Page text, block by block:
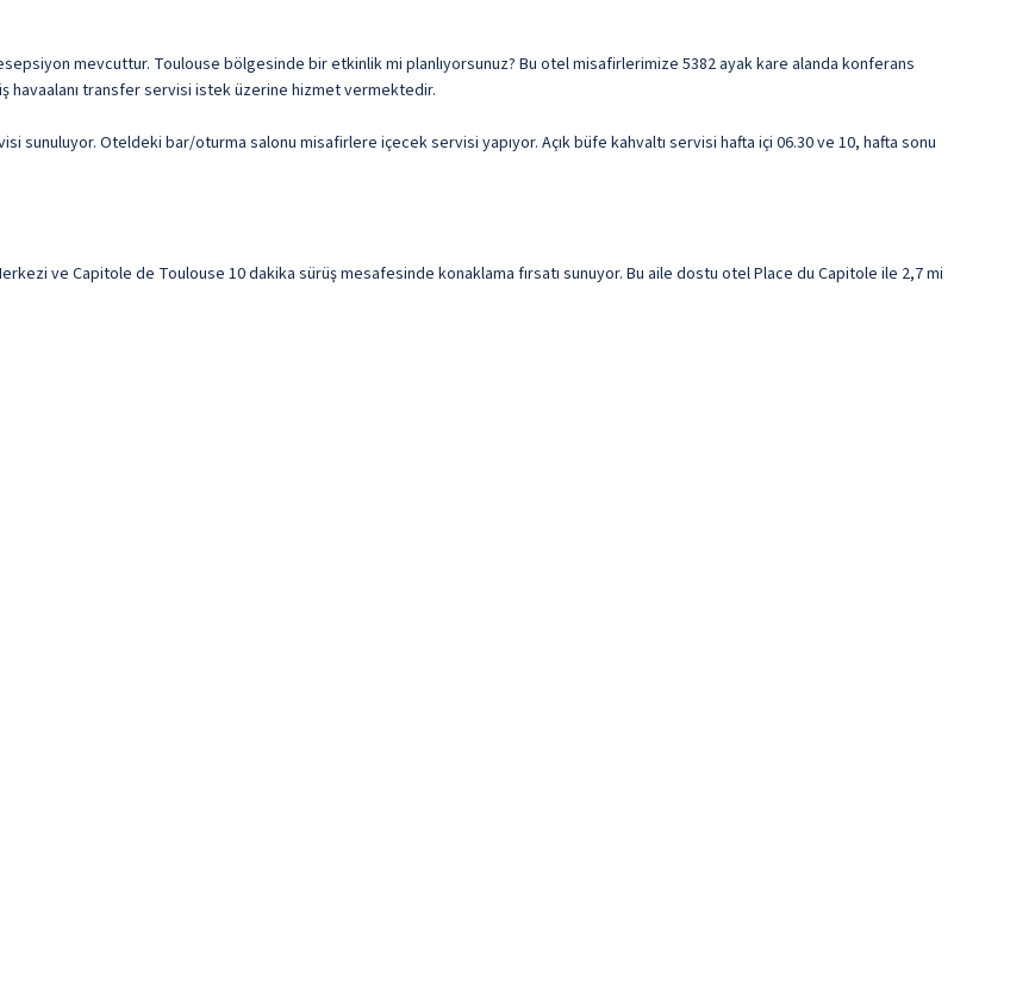
mevcuttur. Toulouse bölgesinde bir etkinlik mi planlıyorsunuz? Bu otel misafirlerimize 5382 ayak kare alanda konferans
havaalanı transfer servisi istek üzerine hizmet vermektedir.
sunuluyor. Oteldeki bar/oturma salonu misafirlere içecek servisi yapıyor. Açık büfe kahvaltı servisi hafta içi 06.30 ve 10, hafta sonu
ve Capitole de Toulouse 10 dakika sürüş mesafesinde konaklama fırsatı sunuyor. Bu aile dostu otel Place du Capitole ile 2,7 mi